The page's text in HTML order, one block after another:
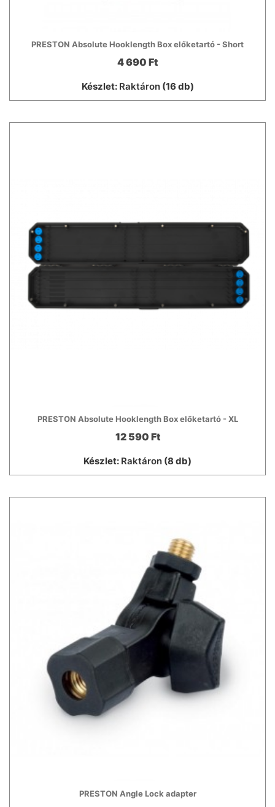
PRESTON Absolute Hooklength Box előketartó - Short
4 690 Ft
Készlet: Raktáron(16 db)
PRESTON Absolute Hooklength Box előketartó - XL
12 590 Ft
Készlet: Raktáron (8 db)
PRESTON Angle Lock adapter